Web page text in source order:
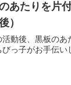
あたりを片
）
活動後、黒板のあ
びっ子がお手伝い